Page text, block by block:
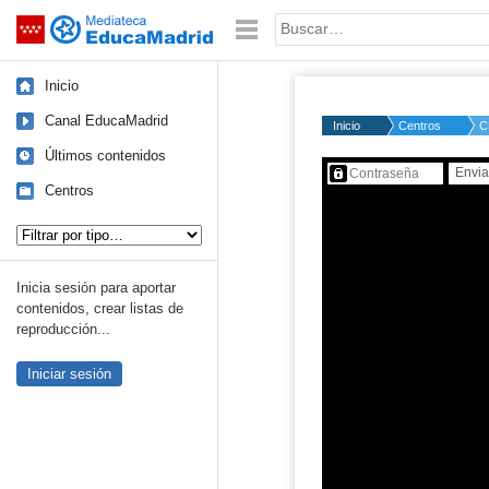
Saltar navegación Palabra o frase:
Inicio
Canal EducaMadrid
Últimos contenidos
Centros
Inicia sesión para aportar
contenidos, crear listas de
reproducción...
Iniciar sesión
Inicio Centros
Contenido protegido…